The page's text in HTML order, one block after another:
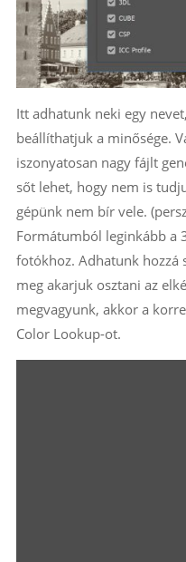
Itt adhatunk neki egy
beállíthatjuk a minősége.
iszonyatosan nagy fájlt
sőt lehet, hogy nem is
gépünk nem bír vele.
Formátumból leginkább a
fotókhoz. Adhatunk hozzá
meg akarjuk osztani az
megvagyunk, akkor a
Color Lookup-ot.